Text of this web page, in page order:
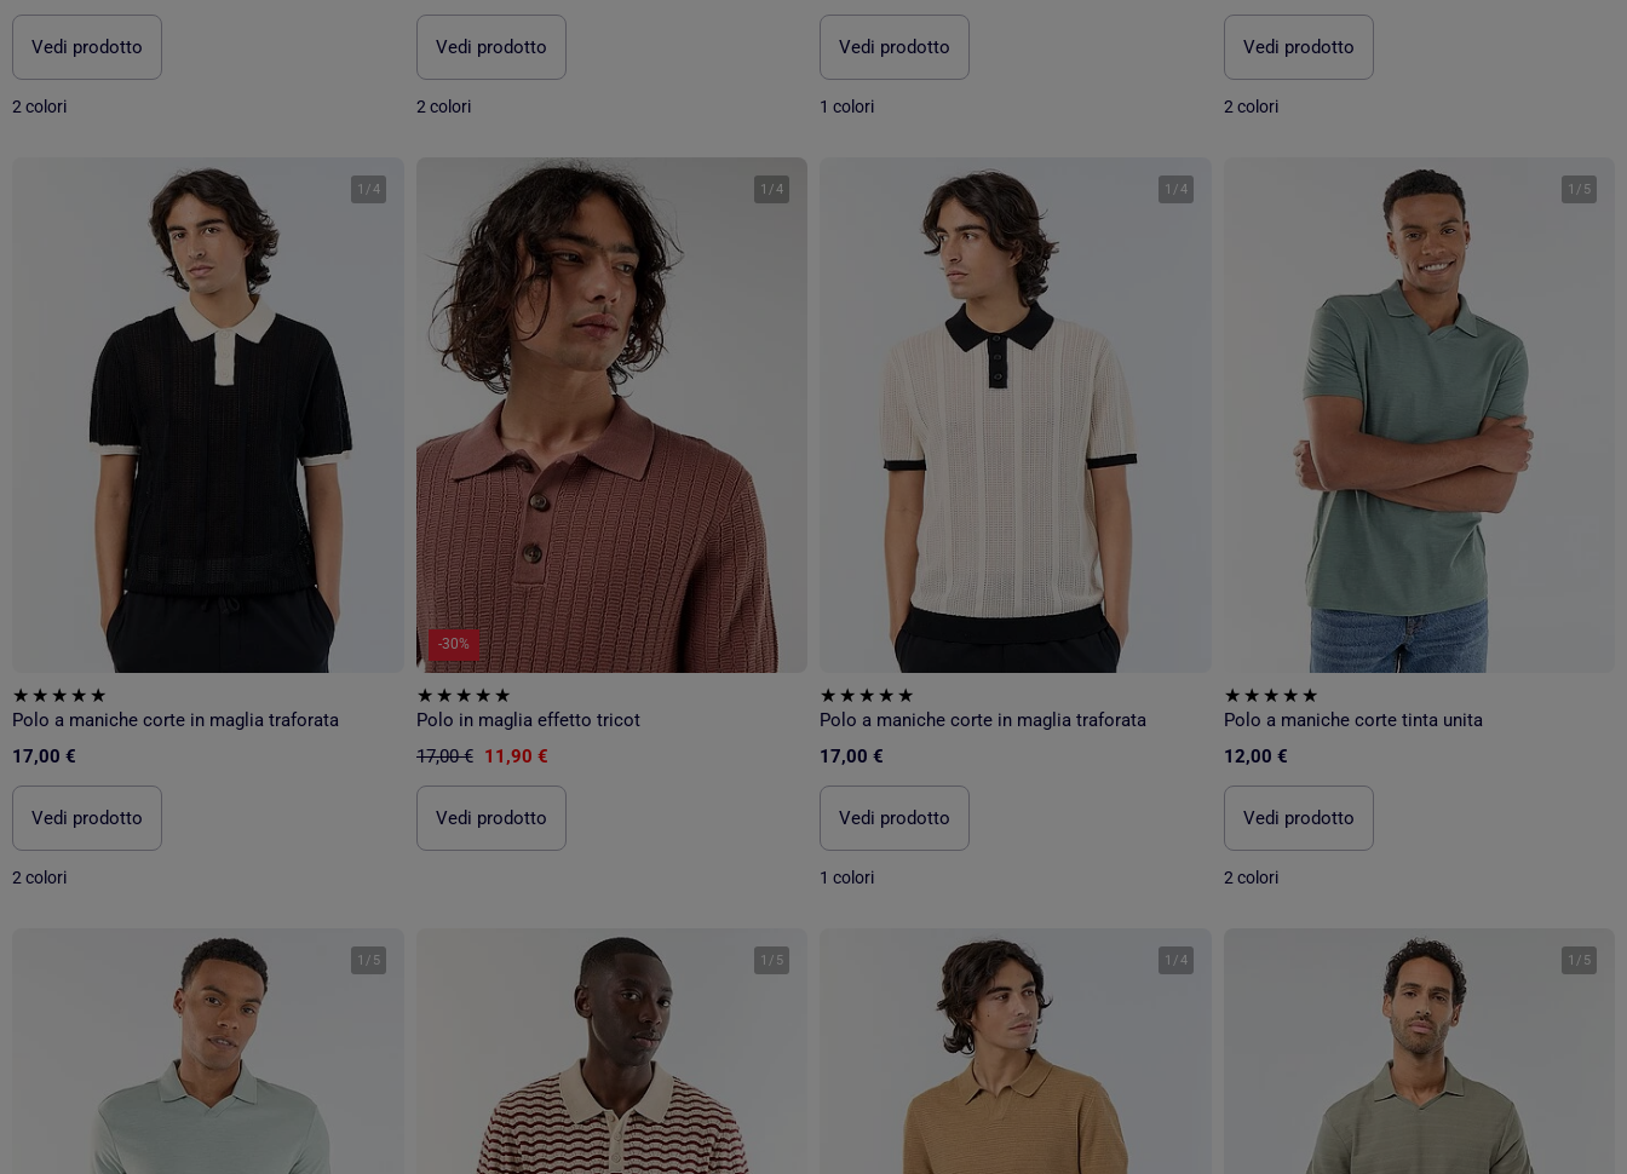
Vedi prodotto
2 colori
Vedi prodotto
2 colori
Vedi prodotto
1 colori
Vedi prodotto
2 colori
1 /4
Polo a maniche corte in maglia traforata
17,00 €
Vedi prodotto
2 colori
1 /4
-30%
Polo in maglia effetto tricot
17,00 € 11,90 €
Vedi prodotto
1 /4
Polo a maniche corte in maglia traforata
17,00 €
Vedi prodotto
1 colori
1 / 5
Polo a maniche corte tinta unita
12,00 €
Vedi prodotto
2 colori
1 / 5 1 / 5 1 /4 1 / 5